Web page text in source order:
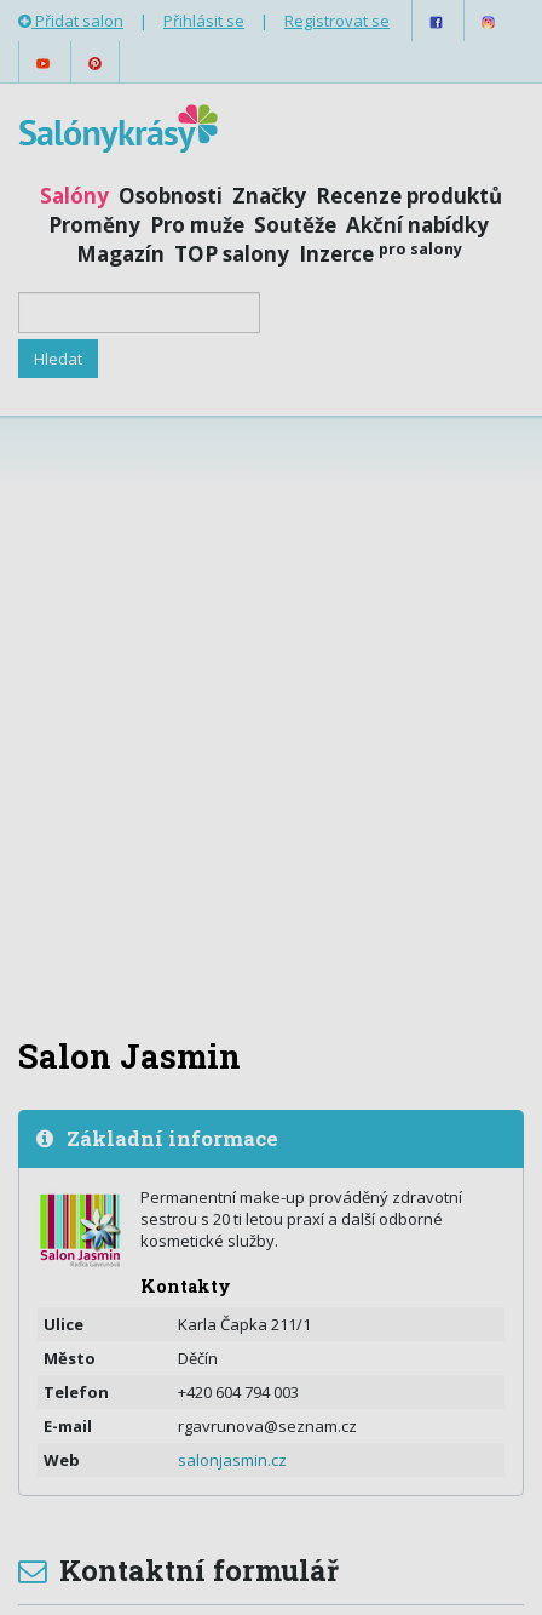
Přidat salon | Přihlásit se | Registrovat se
Salóny Osobnosti Značky Recenze produktů
Proměny Pro muže Soutěže Akční nabídky
Magazín TOP salony Inzerce pro salony
Salon Jasmin
Základní informace
Permanentní make-up prováděný zdravotní
sestrou s 20 ti letou praxí a další odborné
kosmetické služby.
Kontakty
Ulice
Karla Čapka 211/1
Město
Děčín
Telefon
+420 604 794 003
E-mail
rgavrunova@seznam.cz
Web
salonjasmin.cz
Kontaktní formulář